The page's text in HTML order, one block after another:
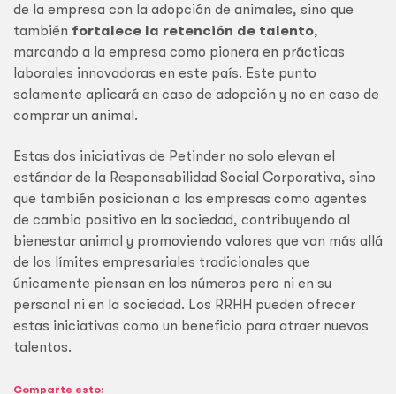
de la empresa con la adopción de animales, sino que
también fortalece la retención de talento,
marcando a la empresa como pionera en prácticas
laborales innovadoras en este país. Este punto
solamente aplicará en caso de adopción y no en caso de
comprar un animal.
Estas dos iniciativas de Petinder no solo elevan el
estándar de la Responsabilidad Social Corporativa, sino
que también posicionan a las empresas como agentes
de cambio positivo en la sociedad, contribuyendo al
bienestar animal y promoviendo valores que van más allá
de los límites empresariales tradicionales que
únicamente piensan en los números pero ni en su
personal ni en la sociedad. Los RRHH pueden ofrecer
estas iniciativas como un beneficio para atraer nuevos
talentos.
Comparte esto: